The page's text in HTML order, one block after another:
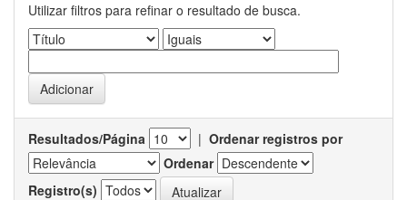
Utilizar filtros para refinar o resultado de busca.
Resultados/Página | Ordenar registros por
Ordenar
Registro(s)